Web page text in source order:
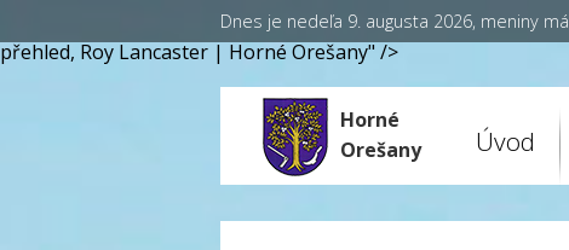
přehled, Roy Lancaster | Horné Orešany" />
Dnes je nedeľa 9. augusta 2026, meniny má
Horné
Orešany
Úvod